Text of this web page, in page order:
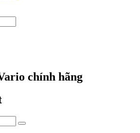
chính hãng